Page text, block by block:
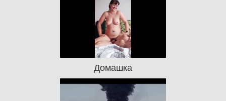
Домашка